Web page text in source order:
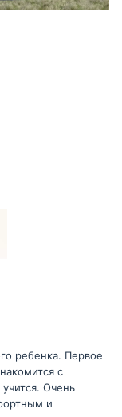
ребенка. Первое
с
Очень
и